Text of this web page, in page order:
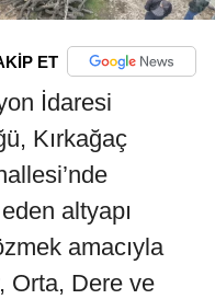
ET
İdaresi
Kırkağaç
altyapı
amacıyla
Orta, Dere ve